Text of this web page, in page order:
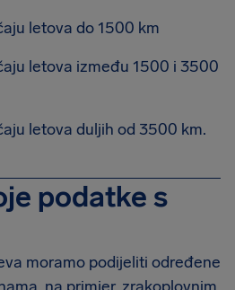
letova do 1500 km
letova između 1500 i 3500
letova duljih od 3500 km.
podatke s
moramo podijeliti određene